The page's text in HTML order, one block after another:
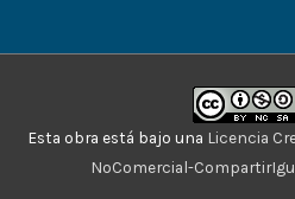
Esta obra está bajo una Licencia
NoComercial-